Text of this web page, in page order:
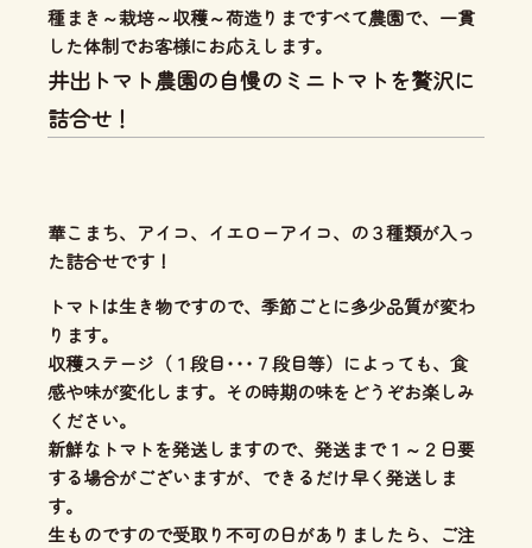
種まき～栽培～収穫～荷造りまですべて農園で、一貫
した体制でお客様にお応えします。
井出トマト農園の自慢のミニトマトを贅沢に
詰合せ！
華こまち、アイコ、イエローアイコ、の３種類が入っ
た詰合せです！
トマトは生き物ですので、季節ごとに多少品質が変わ
ります。
収穫ステージ（１段目･･･７段目等）によっても、食
感や味が変化します。その時期の味をどうぞお楽しみ
ください。
新鮮なトマトを発送しますので、発送まで１～２日要
する場合がございますが、できるだけ早く発送しま
す。
生ものですので受取り不可の日がありましたら、ご注